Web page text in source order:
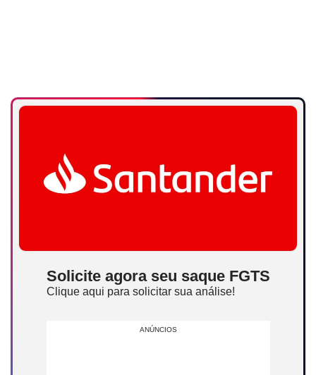
Solicite agora seu saque FGTS
Clique aqui para solicitar sua análise!
ANÚNCIOS